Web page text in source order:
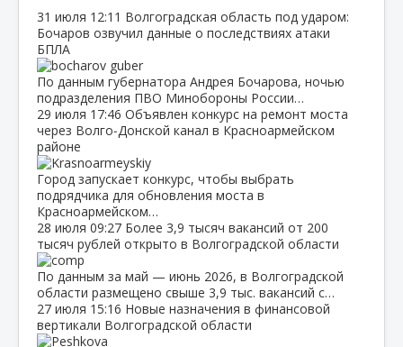
31 июля 12:11 Волгоградская область под ударом:
Бочаров озвучил данные о последствиях атаки
БПЛА
По данным губернатора Андрея Бочарова, ночью
подразделения ПВО Минобороны России…
29 июля 17:46 Объявлен конкурс на ремонт моста
через Волго‑Донской канал в Красноармейском
районе
Город запускает конкурс, чтобы выбрать
подрядчика для обновления моста в
Красноармейском…
28 июля 09:27 Более 3,9 тысяч вакансий от 200
тысяч рублей открыто в Волгоградской области
По данным за май — июнь 2026, в Волгоградской
области размещено свыше 3,9 тыс. вакансий с…
27 июля 15:16 Новые назначения в финансовой
вертикали Волгоградской области